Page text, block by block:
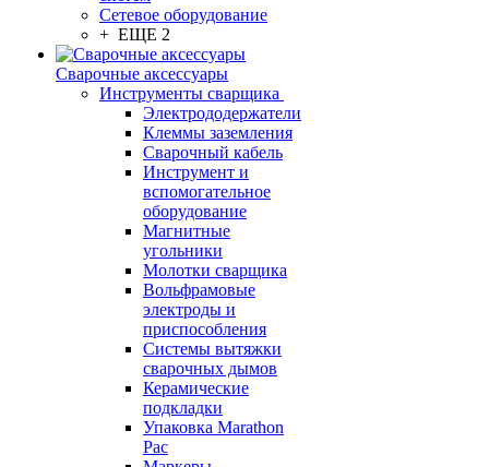
Сетевое оборудование
+ ЕЩЕ 2
Сварочные аксессуары
Инструменты сварщика
Электрододержатели
Клеммы заземления
Сварочный кабель
Инструмент и
вспомогательное
оборудование
Магнитные
угольники
Молотки сварщика
Вольфрамовые
электроды и
приспособления
Системы вытяжки
сварочных дымов
Керамические
подкладки
Упаковка Marathon
Pac